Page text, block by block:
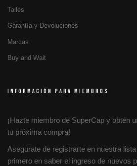
Talles
Garantía y Devoluciones
Marcas
Buy and Wait
INFORMACIÓN PARA MIEMBROS
¡Hazte miembro de SuperCap y obtén
tu próxima compra!
Asegurate de registrarte en nuestra
primero en saber el ingreso de nuevos